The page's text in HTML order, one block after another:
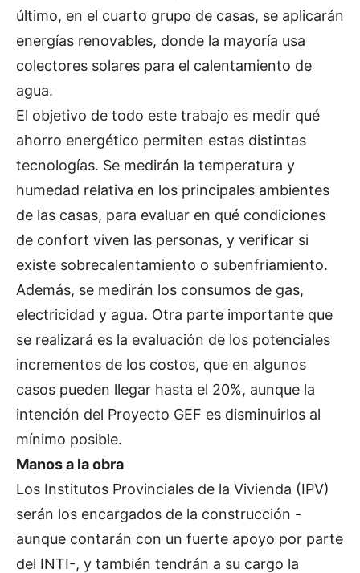
último, en el cuarto grupo de casas, se aplicarán
energías renovables, donde la mayoría usa
colectores solares para el calentamiento de
agua.
El objetivo de todo este trabajo es medir qué
ahorro energético permiten estas distintas
tecnologías. Se medirán la temperatura y
humedad relativa en los principales ambientes
de las casas, para evaluar en qué condiciones
de confort viven las personas, y verificar si
existe sobrecalentamiento o subenfriamiento.
Además, se medirán los consumos de gas,
electricidad y agua. Otra parte importante que
se realizará es la evaluación de los potenciales
incrementos de los costos, que en algunos
casos pueden llegar hasta el 20%, aunque la
intención del Proyecto GEF es disminuirlos al
mínimo posible.
Manos a la obra
Los Institutos Provinciales de la Vivienda (IPV)
serán los encargados de la construcción -
aunque contarán con un fuerte apoyo por parte
del INTI-, y también tendrán a su cargo la